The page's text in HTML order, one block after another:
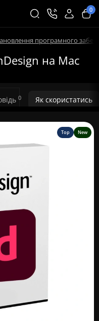
0
програмного
на Mac
0 Як скористатись
Top New